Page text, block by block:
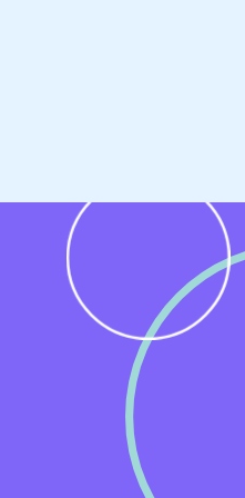
scholen
de kracht die
kinderen én collega's
de ruimte om jezelf te
serieus en zien
de ondersteuning die je
een buddy op
uren om te
Zo sta je er nooit